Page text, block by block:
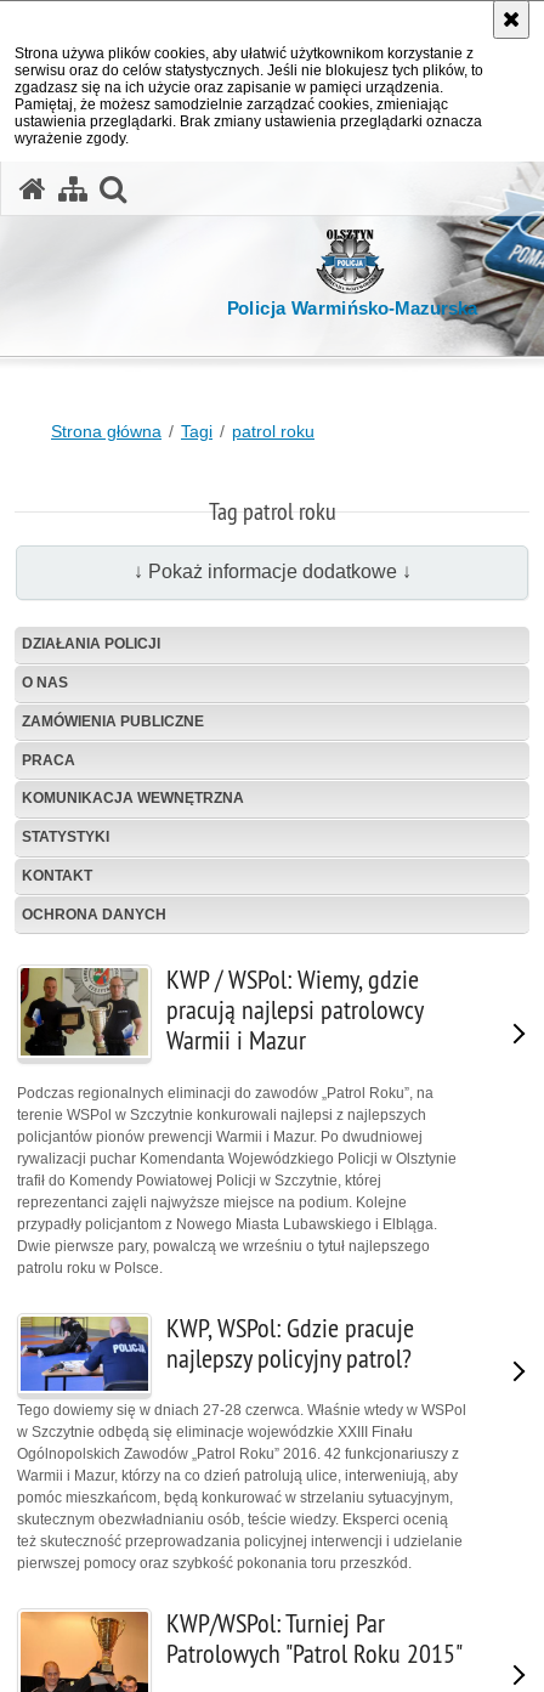
Strona używa plików cookies, aby ułatwić użytkownikom korzystanie z
serwisu oraz do celów statystycznych. Jeśli nie blokujesz tych plików, to
zgadzasz się na ich użycie oraz zapisanie w pamięci urządzenia.
Pamiętaj, że możesz samodzielnie zarządzać cookies, zmieniając
ustawienia przeglądarki. Brak zmiany ustawienia przeglądarki oznacza
wyrażenie zgody.
Policja Warmińsko-Mazurska
Strona główna Tagi patrol roku
Tag patrol roku
↓ Pokaż informacje dodatkowe ↓
DZIAŁANIA POLICJI
O NAS
ZAMÓWIENIA PUBLICZNE
PRACA
KOMUNIKACJA WEWNĘTRZNA
STATYSTYKI
KONTAKT
OCHRONA DANYCH
KWP / WSPol: Wiemy, gdzie
pracują najlepsi patrolowcy
Warmii i Mazur
Podczas regionalnych eliminacji do zawodów „Patrol Roku”, na
terenie WSPol w Szczytnie konkurowali najlepsi z najlepszych
policjantów pionów prewencji Warmii i Mazur. Po dwudniowej
rywalizacji puchar Komendanta Wojewódzkiego Policji w Olsztynie
trafił do Komendy Powiatowej Policji w Szczytnie, której
reprezentanci zajęli najwyższe miejsce na podium. Kolejne
przypadły policjantom z Nowego Miasta Lubawskiego i Elbląga.
Dwie pierwsze pary, powalczą we wrześniu o tytuł najlepszego
patrolu roku w Polsce.
KWP, WSPol: Gdzie pracuje
najlepszy policyjny patrol?
Tego dowiemy się w dniach 27-28 czerwca. Właśnie wtedy w WSPol
w Szczytnie odbędą się eliminacje wojewódzkie XXIII Finału
Ogólnopolskich Zawodów „Patrol Roku” 2016. 42 funkcjonariuszy z
Warmii i Mazur, którzy na co dzień patrolują ulice, interweniują, aby
pomóc mieszkańcom, będą konkurować w strzelaniu sytuacyjnym,
skutecznym obezwładnianiu osób, teście wiedzy. Eksperci ocenią
też skuteczność przeprowadzania policyjnej interwencji i udzielanie
pierwszej pomocy oraz szybkość pokonania toru przeszkód.
KWP/WSPol: Turniej Par
Patrolowych "Patrol Roku 2015"